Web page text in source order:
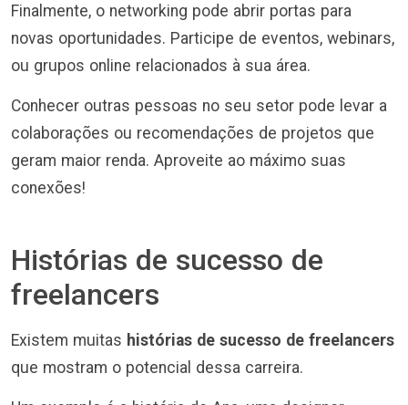
Finalmente, o networking pode abrir portas para
novas oportunidades. Participe de eventos, webinars,
ou grupos online relacionados à sua área.
Conhecer outras pessoas no seu setor pode levar a
colaborações ou recomendações de projetos que
geram maior renda. Aproveite ao máximo suas
conexões!
Histórias de sucesso de
freelancers
Existem muitas histórias de sucesso de freelancers
que mostram o potencial dessa carreira.